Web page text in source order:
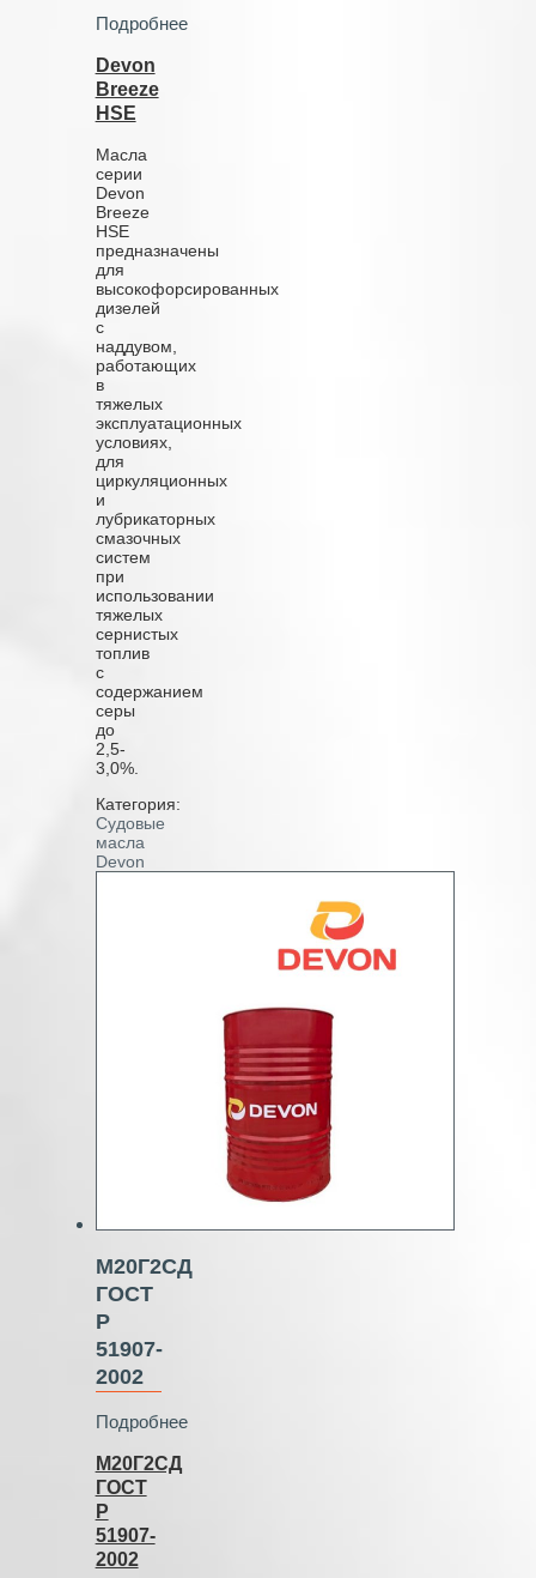
Подробнее
Devon
Breeze
HSE
Масла
серии
Devon
Breeze
HSE
предназначены
для
высокофорсированных
дизелей
с
наддувом,
работающих
в
тяжелых
эксплуатационных
условиях,
для
циркуляционных
и
лубрикаторных
смазочных
систем
при
использовании
тяжелых
сернистых
топлив
с
содержанием
серы
до
2,5-
3,0%.
Категория:
Судовые
масла
Devon
М20Г2СД
ГОСТ
Р
51907-
2002
Подробнее
М20Г2СД
ГОСТ
Р
51907-
2002